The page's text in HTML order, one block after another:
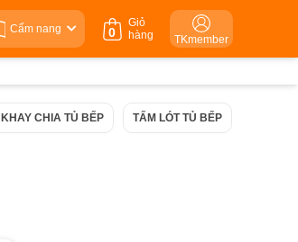
Cẩm nang
Giỏ
hàng
0 TKmember
KHAY CHIA TỦ BẾP TẤM LÓT TỦ BẾP